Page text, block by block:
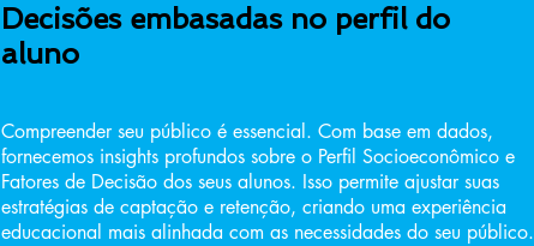
Decisões embasadas no perfil do
aluno
Compreender seu público é essencial. Com base em dados,
fornecemos insights profundos sobre o Perfil Socioeconômico e
Fatores de Decisão dos seus alunos. Isso permite ajustar suas
estratégias de captação e retenção, criando uma experiência
educacional mais alinhada com as necessidades do seu público.